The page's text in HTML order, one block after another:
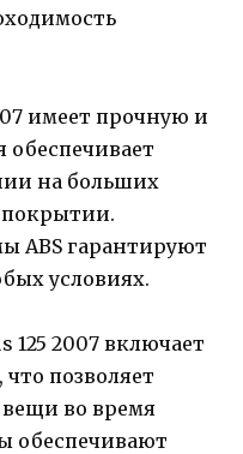
имеет прочную и
обеспечивает
на больших
покрытии.
ABS гарантируют
условиях.
125 2007 включает
позволяет
во время
обеспечивают